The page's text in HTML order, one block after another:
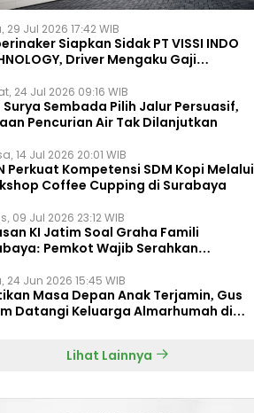
29 Jul 2026 17:42 WIB
Siapkan Sidak PT VISSI INDO
Driver Mengaku Gaji
24 Jul 2026 09:16 WIB
Surya Sembada Pilih Jalur Persuasif,
Pencurian Air Tak Dilanjutkan
14 Jul 2026 20:01 WIB
Perkuat Kompetensi SDM Kopi Melalui
Coffee Cupping di Surabaya
09 Jul 2026 23:12 WIB
KI Jatim Soal Graha Famili
Pemkot Wajib Serahkan
24 Jun 2026 15:45 WIB
Masa Depan Anak Terjamin, Gus
Datangi Keluarga Almarhumah di
Lihat Lainnya